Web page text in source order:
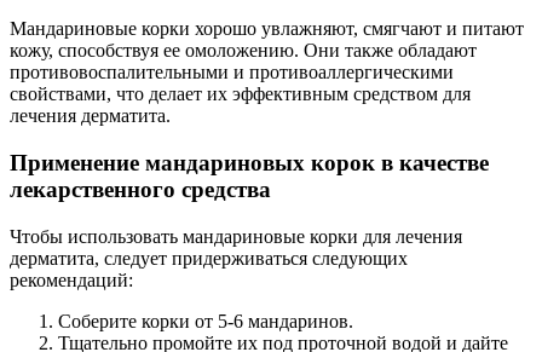
Мандариновые корки хорошо увлажняют, смягчают и питают
кожу, способствуя ее омоложению. Они также обладают
противовоспалительными и противоаллергическими
свойствами, что делает их эффективным средством для
лечения дерматита.
Применение мандариновых корок в качестве
лекарственного средства
Чтобы использовать мандариновые корки для лечения
дерматита, следует придерживаться следующих
рекомендаций:
Соберите корки от 5-6 мандаринов.
Тщательно промойте их под проточной водой и дайте